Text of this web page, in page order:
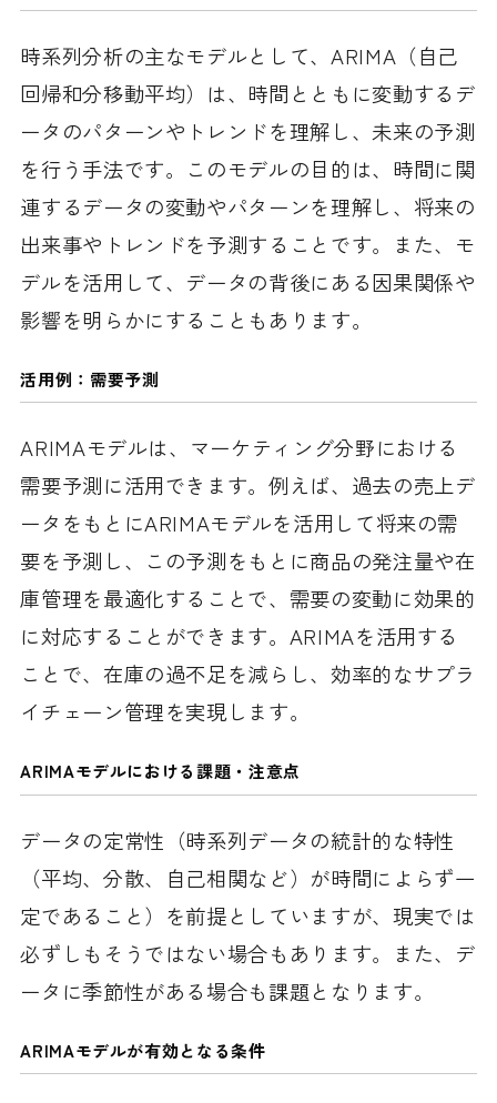
時系列分析の主なモデルとして、ARIMA（自己
回帰和分移動平均）は、時間とともに変動するデ
ータのパターンやトレンドを理解し、未来の予測
を行う手法です。このモデルの目的は、時間に関
連するデータの変動やパターンを理解し、将来の
出来事やトレンドを予測することです。また、モ
デルを活用して、データの背後にある因果関係や
影響を明らかにすることもあります。
活用例：需要予測
ARIMAモデルは、マーケティング分野における
需要予測に活用できます。例えば、過去の売上デ
ータをもとにARIMAモデルを活用して将来の需
要を予測し、この予測をもとに商品の発注量や在
庫管理を最適化することで、需要の変動に効果的
に対応することができます。ARIMAを活用する
ことで、在庫の過不足を減らし、効率的なサプラ
イチェーン管理を実現します。
ARIMAモデルにおける課題 ・注意点
データの定常性（時系列データの統計的な特性
（平均、分散、自己相関など）が時間によらず一
定であること）を前提としていますが、現実では
必ずしもそうではない場合もあります。また、デ
ータに季節性がある場合も課題となります。
ARIMAモデルが有効となる条件